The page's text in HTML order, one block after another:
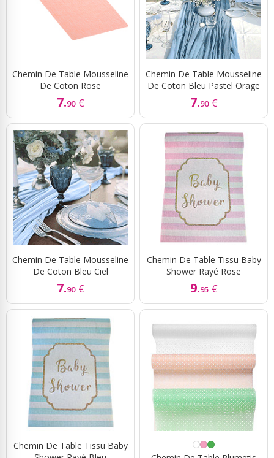
Chemin De Table Mousseline
De Coton Rose
7.90 €
Chemin De Table Mousseline
De Coton Bleu Pastel Orage
7.90 €
Chemin De Table Mousseline
De Coton Bleu Ciel
7.90 €
Chemin De Table Tissu Baby
Shower Rayé Rose
9.95 €
Chemin De Table Tissu Baby